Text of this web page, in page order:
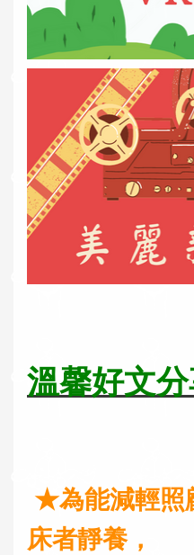
溫馨好文
★為能減輕照
床者靜養，